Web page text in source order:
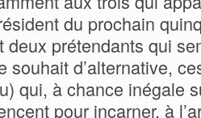
du prochain
deux prétendants qui
souhait d’alternative,
qui, à chance inégale
pour incarner, à